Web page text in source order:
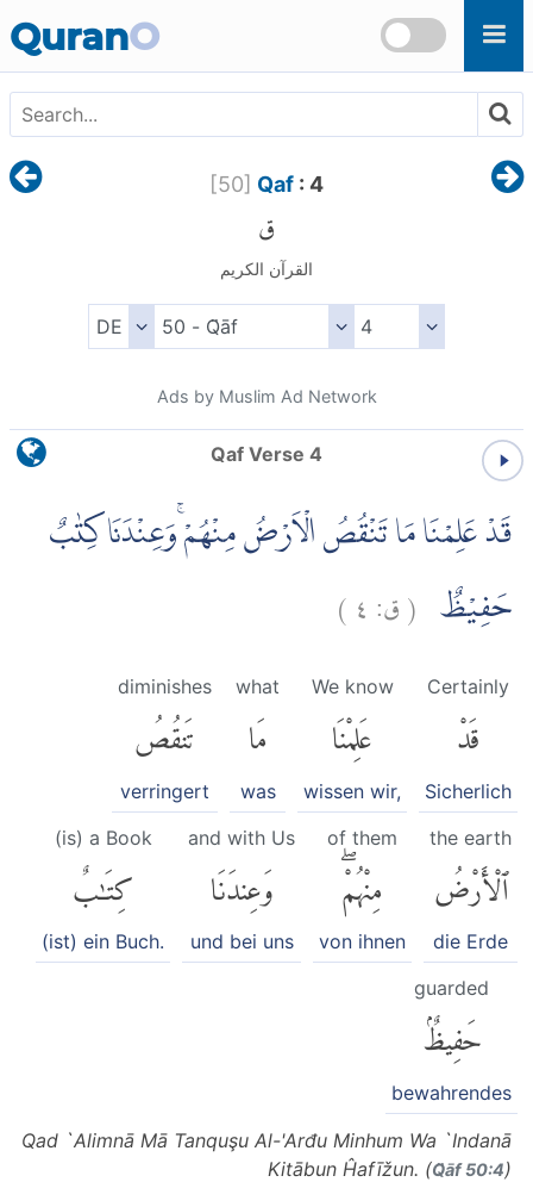
QuranO
[50] Qaf: 4
ق
القرآن الكريم
Ads by Muslim Ad Network
Qaf Verse 4
قَدْ عَلِمْنَا مَا تَنْقُصُ الْاَرْضُ مِنْهُمْ ۚوَعِنْدَنَا كِتٰبٌ
حَفِيْظٌ (ق: ٤)
Certainly
قَدْ
Sicherlich
We know
عَلِمْنَا
wissen wir,
what
مَا
was
diminishes
تَنقُصُ
verringert
the earth
ٱلْأَرْضُ
die Erde
of them
مِنْهُمْۖ
von ihnen
and with Us
وَعِندَنَا
und bei uns
(is) a Book
كِتَٰبٌ
(ist) ein Buch.
guarded
حَفِيظٌۢ
bewahrendes
Qad `Alimnā Mā Tanquşu Al-'Arđu Minhum Wa `Indanā
Kitābun Ĥafīžun. (Q̈āf 50:4)